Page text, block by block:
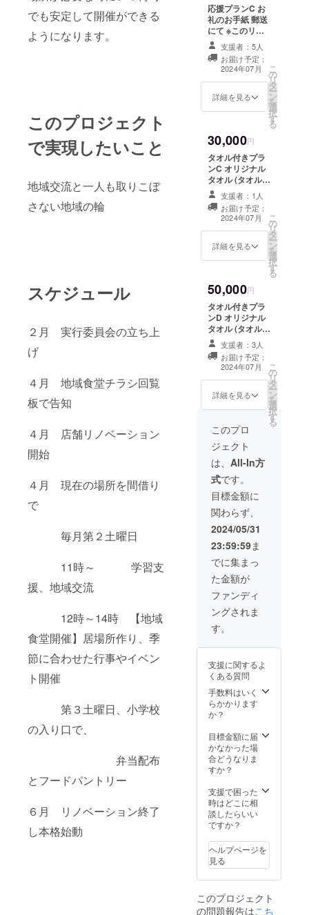
でも安定して開催ができる
ようになります。
このプロジェクト
で実現したいこと
地域交流と一人も取りこぼ
さない地域の輪
スケジュール
２月 実行委員会の立ち上
げ
４月 地域食堂チラシ回覧
板で告知
４月 店舗リノベーション
開始
４月 現在の場所を間借り
で
毎月第２土曜日
11時～ 学習支
援、地域交流
12時～14時 【地域
食堂開催】居場所作り、季
節に合わせた行事やイベン
ト開催
第３土曜日、小学校
の入り口で、
弁当配布
とフードパントリー
６月 リノベーション終了
し本格始動
応援プランC お
礼のお手紙 郵送
にて ※このリ
ターンはお礼の
お手紙A（3,000
円）/B（5,000
円）のリターン
と同一になりま
す。
支援者：5人
お届け予定：
2024年07月
詳細を見る
こ
の
リ
タ
ー
ン
を
選
択
す
る
30,000円
タオル付きプラ
ンC オリジナル
タオル (タオルサ
イズ 30㎝×75
㎝) ※このリター
ンはタオル付き
プランA（5,000
円）/B（10,000
円)/D（50,000
支援者：1人
お届け予定：
2024年07月
詳細を見る
こ
の
リ
タ
ー
ン
を
選
択
す
る
50,000円
タオル付きプラ
ンD オリジナル
タオル (タオルサ
イズ 30㎝×75
㎝) ※このリター
ンはタオル付き
プランA（5,000
円）/B（10,000
円）C（30,000
なります
支援者：3人
お届け予定：
2024年07月
詳細を見る
こ
の
リ
タ
ー
ン
を
選
択
す
る
このプロ
ジェクト
は、 All-In方
式です。
目標金額に
関わらず、
2024/05/31
23:59:59ま
でに集まっ
た金額が
ファンディ
ングされま
す。
支援に関するよ
くある質問
手数料はいく
らかかります
か？
目標金額に届
かなかった場
合どうなりま
すか？
支援で困った
時はどこに相
談したらいい
ですか？
ヘルプページを
見る
このプロジェクト
の問題報告はこち